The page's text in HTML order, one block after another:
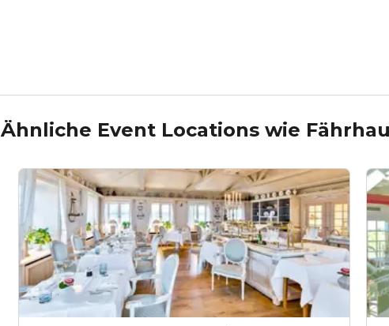
Ähnliche Event Locations wie